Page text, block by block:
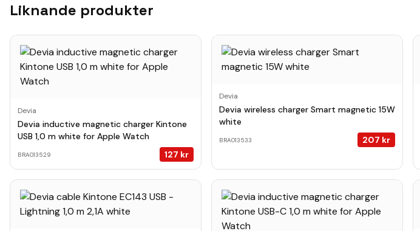
Liknande produkter
Devia
Devia inductive magnetic charger Kintone
USB 1,0 m white for Apple Watch
BRA013529 127 kr
Devia
Devia wireless charger Smart magnetic 15W
white
BRA013533 207 kr